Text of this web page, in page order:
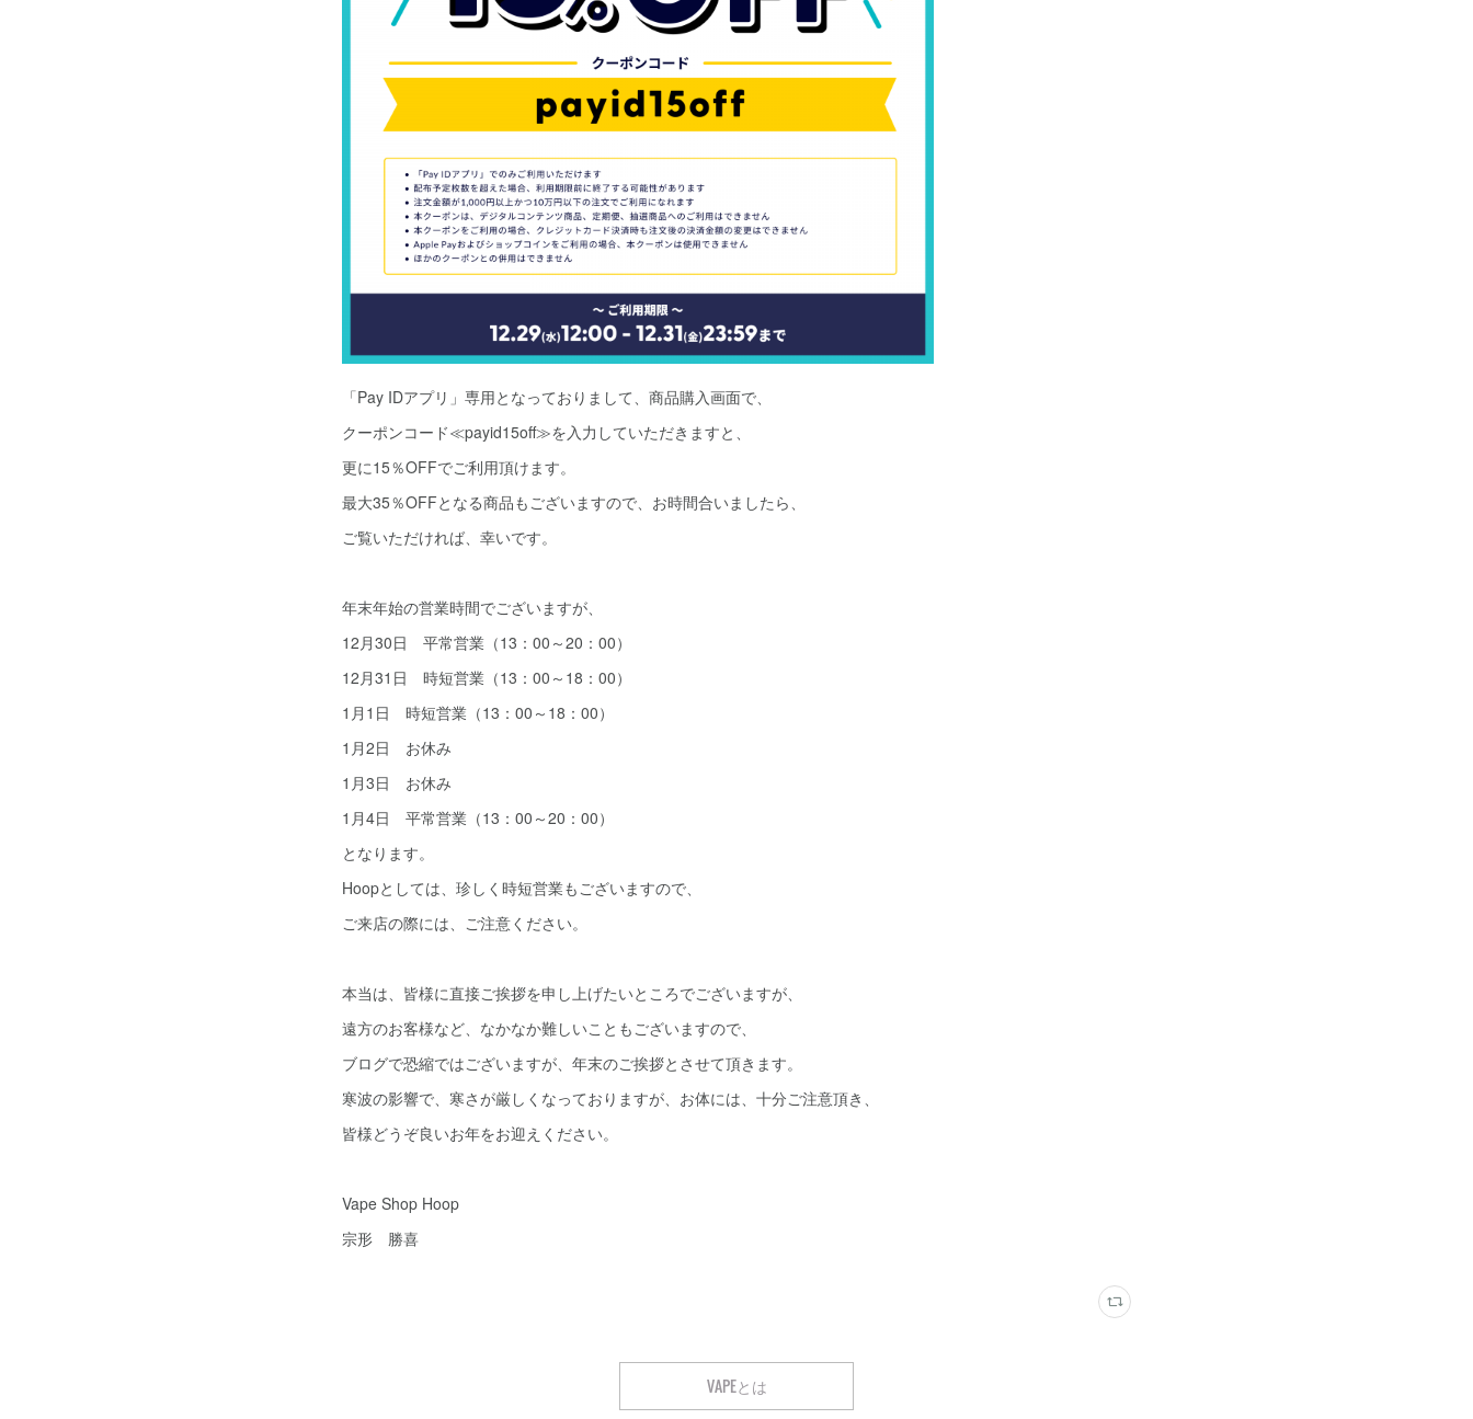
「Pay IDアプリ」専用となっておりまして、商品購入画面で、
クーポンコード≪payid15off≫を入力していただきますと、
更に15％OFFでご利用頂けます。
最大35％OFFとなる商品もございますので、お時間合いましたら、
ご覧いただければ、幸いです。
年末年始の営業時間でございますが、
12月30日 平常営業（13：00～20：00）
12月31日 時短営業（13：00～18：00）
1月1日 時短営業（13：00～18：00）
1月2日 お休み
1月3日 お休み
1月4日 平常営業（13：00～20：00）
となります。
Hoopとしては、珍しく時短営業もございますので、
ご来店の際には、ご注意ください。
本当は、皆様に直接ご挨拶を申し上げたいところでございますが、
遠方のお客様など、なかなか難しいこともございますので、
ブログで恐縮ではございますが、年末のご挨拶とさせて頂きます。
寒波の影響で、寒さが厳しくなっておりますが、お体には、十分ご注意頂き、
皆様どうぞ良いお年をお迎えください。
Vape Shop Hoop
宗形 勝喜
VAPEとは